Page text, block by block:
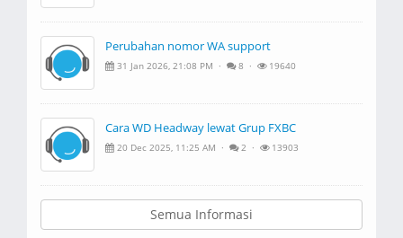
Perubahan nomor WA support
31 Jan 2026, 21:08 PM · 8 · 19640
Cara WD Headway lewat Grup FXBC
20 Dec 2025, 11:25 AM · 2 · 13903
Semua Informasi